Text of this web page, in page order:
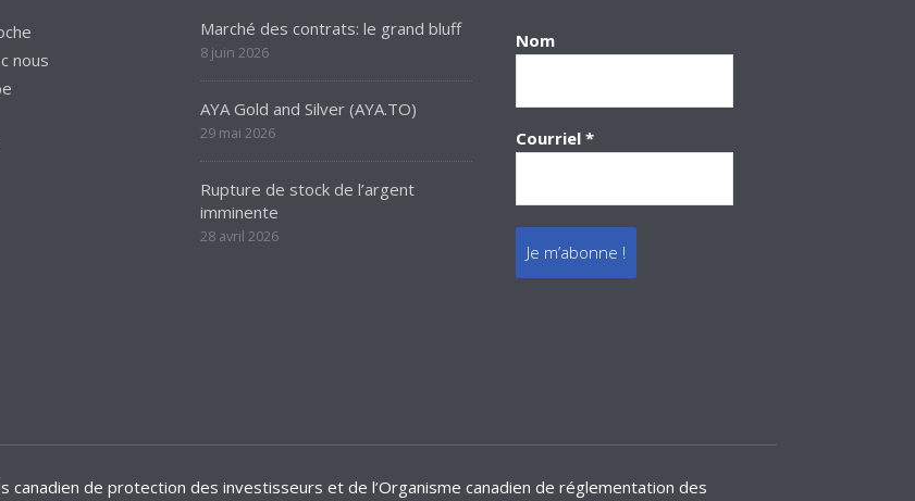
nous
Marché des contrats: le grand bluff
8 juin 2026
AYA Gold and Silver (AYA.TO)
29 mai 2026
Rupture de stock de l’argent
imminente
28 avril 2026
Nom
Courriel *
de protection des investisseurs et de l’Organisme canadien de réglementation des